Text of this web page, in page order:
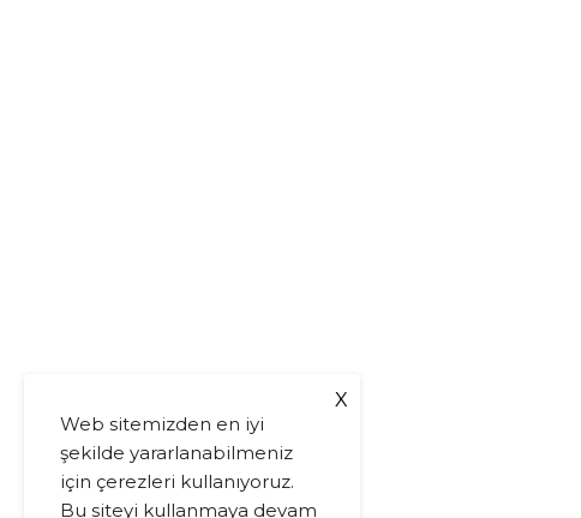
Web sitemizden en iyi
şekilde yararlanabilmeniz
için çerezleri kullanıyoruz.
Bu siteyi kullanmaya devam
X